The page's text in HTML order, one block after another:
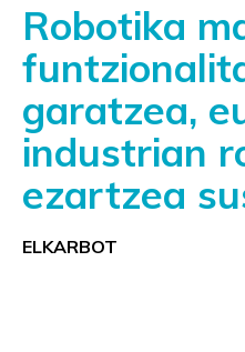
Robotika
garatzea,
industrian
ezartzea
ELKARBOT